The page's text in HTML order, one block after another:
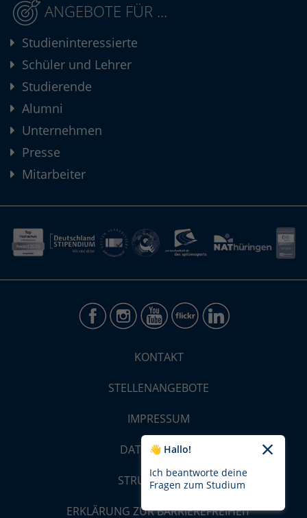
ANGEBOTE FÜR ...
Studieninteressierte
Schüler und Lehrer
Studierende
Alumni
Unternehmen
Presse
Mitarbeiter
KONTAKT
STELLENANGEBOTE
IMPRESSUM
DATENSCHUTZ
STRUKTUR-MAP
ERKLÄRUNG ZUR BARRIEREFREIHEIT
👋 Hallo!
Ich beantworte deine
Fragen zum Studium